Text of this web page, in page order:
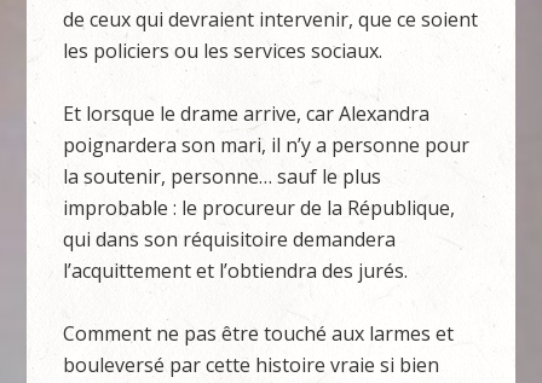
de ceux qui devraient intervenir, que ce soient
les policiers ou les services sociaux.
Et lorsque le drame arrive, car Alexandra
poignardera son mari, il n’y a personne pour
la soutenir, personne… sauf le plus
improbable : le procureur de la République,
qui dans son réquisitoire demandera
l’acquittement et l’obtiendra des jurés.
Comment ne pas être touché aux larmes et
bouleversé par cette histoire vraie si bien